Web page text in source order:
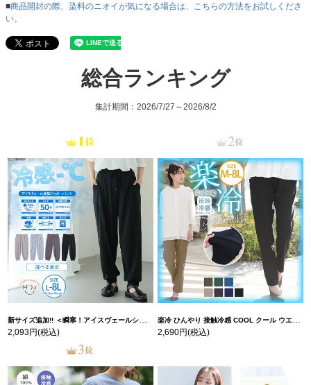
■商品開封の際、染料のニオイが気になる場合は、こちらの方法をお試しくださ
い。
総合ランキング
集計期間：2026/7/27～2026/8/2
新サイズ追加!! ＜瞬寒！アイスヴェールシリーズ＞ 美脚 ジョガーパンツ 【ウェストゴム】 【ストレッチ】 | 大きいサイズの通販ならハッピーマリリン
2,093円(税込)
楽冷 ひんやり 接触冷感 COOL クール ウエストゴム 楽ちん ストレッチ 美脚 レギパン 【ストレッチ】 | 大きいサイズの通販ならハッピーマリリン
2,690円(税込)